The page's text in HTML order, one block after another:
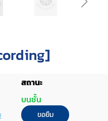
สถานะ
บนชั้น
ขอยืม